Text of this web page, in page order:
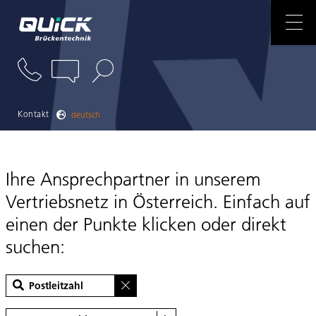
Kontakt deutsch
ANSPRECHPARTNER
NEWS
REFERENZEN
Ihre Ansprechpartner in unserem
Vertriebsnetz in Österreich. Einfach auf
einen der Punkte klicken oder direkt
suchen: